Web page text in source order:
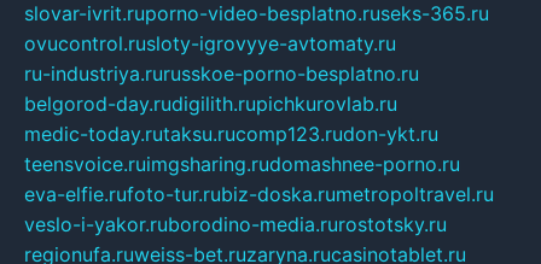
slovar-ivrit.ruporno-video-besplatno.ruseks-365.ru
ovucontrol.rusloty-igrovyye-avtomaty.ru
ru-industriya.rurusskoe-porno-besplatno.ru
belgorod-day.rudigilith.rupichkurovlab.ru
medic-today.rutaksu.rucomp123.rudon-ykt.ru
teensvoice.ruimgsharing.rudomashnee-porno.ru
eva-elfie.rufoto-tur.rubiz-doska.rumetropoltravel.ru
veslo-i-yakor.ruborodino-media.rurostotsky.ru
regionufa.ruweiss-bet.ruzaryna.rucasinotablet.ru